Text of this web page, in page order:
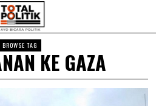
BROWSE TAG
KE GAZA